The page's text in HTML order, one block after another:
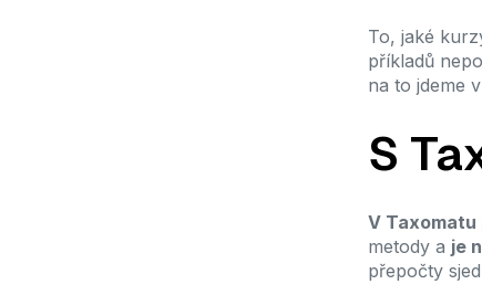
To, jaké
příkladů
na to jdeme
S
V Taxomatu
metody a je
přepočty